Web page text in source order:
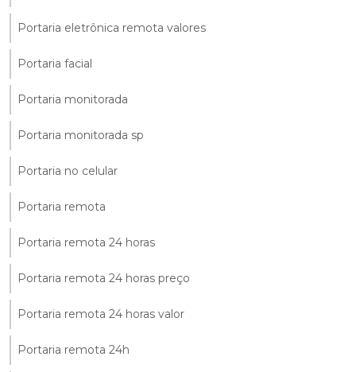
Portaria eletrônica remota valores
Portaria facial
Portaria monitorada
Portaria monitorada sp
Portaria no celular
Portaria remota
Portaria remota 24 horas
Portaria remota 24 horas preço
Portaria remota 24 horas valor
Portaria remota 24h